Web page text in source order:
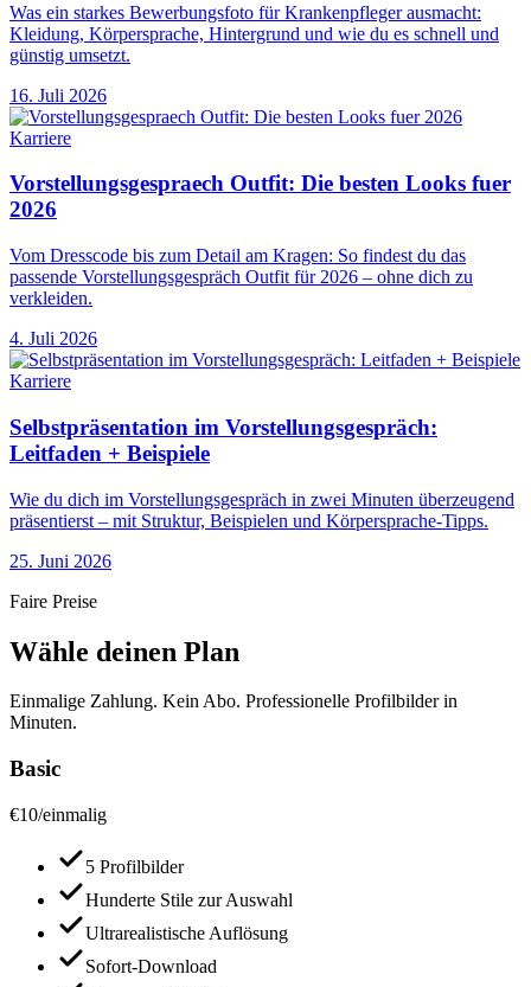
Was ein starkes Bewerbungsfoto für Krankenpfleger ausmacht:
Kleidung, Körpersprache, Hintergrund und wie du es schnell und
günstig umsetzt.
16. Juli 2026
Karriere
Vorstellungsgespraech Outfit: Die besten Looks fuer
2026
Vom Dresscode bis zum Detail am Kragen: So findest du das
passende Vorstellungsgespräch Outfit für 2026 – ohne dich zu
verkleiden.
4. Juli 2026
Karriere
Selbstpräsentation im Vorstellungsgespräch:
Leitfaden + Beispiele
Wie du dich im Vorstellungsgespräch in zwei Minuten überzeugend
präsentierst – mit Struktur, Beispielen und Körpersprache-Tipps.
25. Juni 2026
Faire Preise
Wähle deinen Plan
Einmalige Zahlung. Kein Abo. Professionelle Profilbilder in
Minuten.
Basic
€10/einmalig
5 Profilbilder
Hunderte Stile zur Auswahl
Ultrarealistische Auflösung
Sofort-Download